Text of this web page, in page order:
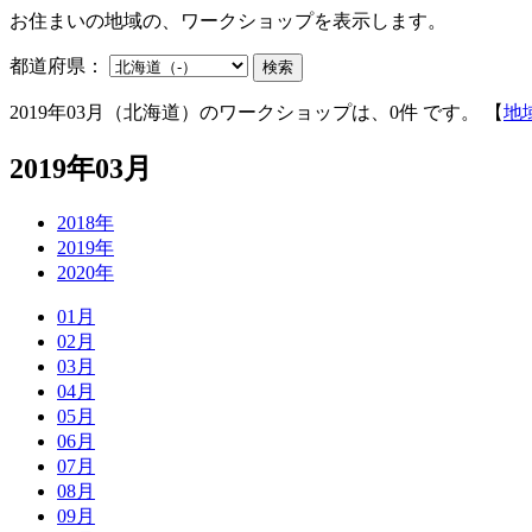
お住まいの地域の、ワークショップを表示します。
都道府県： 検索
2019年03月（北海道）のワークショップは、0件 です。 【地
2019年03月
2018年
2019年
2020年
01月
02月
03月
04月
05月
06月
07月
08月
09月